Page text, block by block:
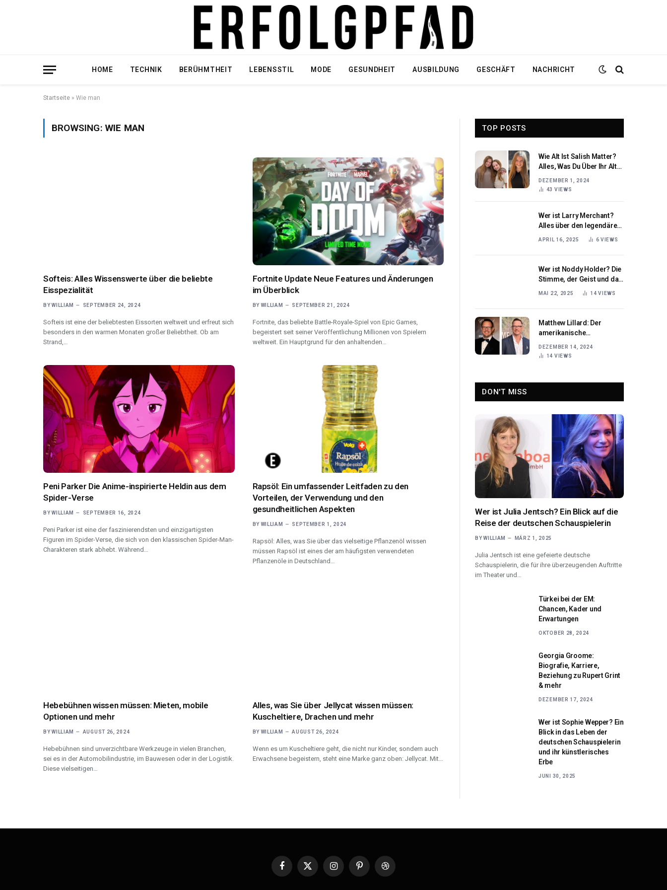
HOME TECHNIK BERÜHMTHEIT LEBENSSTIL MODE GESUNDHEIT AUSBILDUNG GESCHÄFT NACHRICHT
Startseite » Wie man
BROWSING: WIE MAN
Softeis: Alles Wissenswerte über die beliebte
Eisspezialität
BY WILLIAM SEPTEMBER 24, 2024
Softeis ist eine der beliebtesten Eissorten weltweit und erfreut sich
besonders in den warmen Monaten großer Beliebtheit. Ob am
Strand,…
Fortnite Update Neue Features und Änderungen
im Überblick
BY WILLIAM SEPTEMBER 21, 2024
Fortnite, das beliebte Battle-Royale-Spiel von Epic Games,
begeistert seit seiner Veröffentlichung Millionen von Spielern
weltweit. Ein Hauptgrund für den anhaltenden…
Peni Parker Die Anime-inspirierte Heldin aus dem
Spider-Verse
BY WILLIAM SEPTEMBER 16, 2024
Peni Parker ist eine der faszinierendsten und einzigartigsten
Figuren im Spider-Verse, die sich von den klassischen Spider-Man-
Charakteren stark abhebt. Während…
Rapsöl: Ein umfassender Leitfaden zu den
Vorteilen, der Verwendung und den
gesundheitlichen Aspekten
BY WILLIAM SEPTEMBER 1, 2024
Rapsöl: Alles, was Sie über das vielseitige Pflanzenöl wissen
müssen Rapsöl ist eines der am häufigsten verwendeten
Pflanzenöle in Deutschland…
Hebebühnen wissen müssen: Mieten, mobile
Optionen und mehr
BY WILLIAM AUGUST 26, 2024
Hebebühnen sind unverzichtbare Werkzeuge in vielen Branchen,
sei es in der Automobilindustrie, im Bauwesen oder in der Logistik.
Diese vielseitigen…
Alles, was Sie über Jellycat wissen müssen:
Kuscheltiere, Drachen und mehr
BY WILLIAM AUGUST 26, 2024
Wenn es um Kuscheltiere geht, die nicht nur Kinder, sondern auch
Erwachsene begeistern, steht eine Marke ganz oben: Jellycat. Mit…
TOP POSTS
Wie Alt Ist Salish Matter?
Alles, Was Du Über Ihr Alter
DEZEMBER 1, 2024
43 VIEWS
Wer ist Larry Merchant?
Alles über den legendären
APRIL 16, 2025 6 VIEWS
Wer ist Noddy Holder? Die
Stimme, der Geist und das
Songwriting-Genie hinter
MAI 22, 2025 14VIEWS
Matthew Lillard: Der
amerikanische
Hollywood eroberte
DEZEMBER 14, 2024
14 VIEWS
DON'T MISS
Wer ist Julia Jentsch? Ein Blick auf die
Reise der deutschen Schauspielerin
BY WILLIAM MÄRZ 1, 2025
Julia Jentsch ist eine gefeierte deutsche
Schauspielerin, die für ihre überzeugenden Auftritte
im Theater und…
Türkei bei der EM:
Chancen, Kader und
Erwartungen
OKTOBER 28, 2024
Georgia Groome:
Biografie, Karriere,
Beziehung zu Rupert Grint
& mehr
DEZEMBER 17, 2024
Wer ist Sophie Wepper? Ein
Blick in das Leben der
deutschen Schauspielerin
und ihr künstlerisches
Erbe
JUNI 30, 2025
Facebook
X
InstagramPinterestDribbble